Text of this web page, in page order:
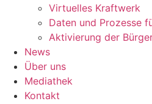
Virtuelles Kraftwerk
Daten und Prozesse
Aktivierung der
News
Über uns
Mediathek
Kontakt